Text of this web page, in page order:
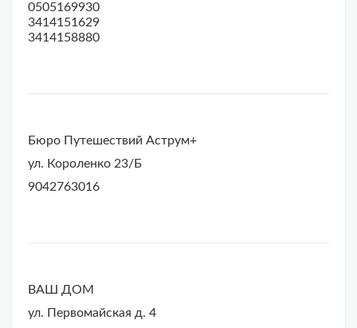
0505169930
3414151629
3414158880
Бюро Путешествий Аструм+
ул. Короленко 23/Б
9042763016
ВАШ ДОМ
ул. Первомайская д. 4